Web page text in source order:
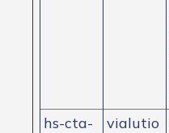
hs-cta-
vialutio